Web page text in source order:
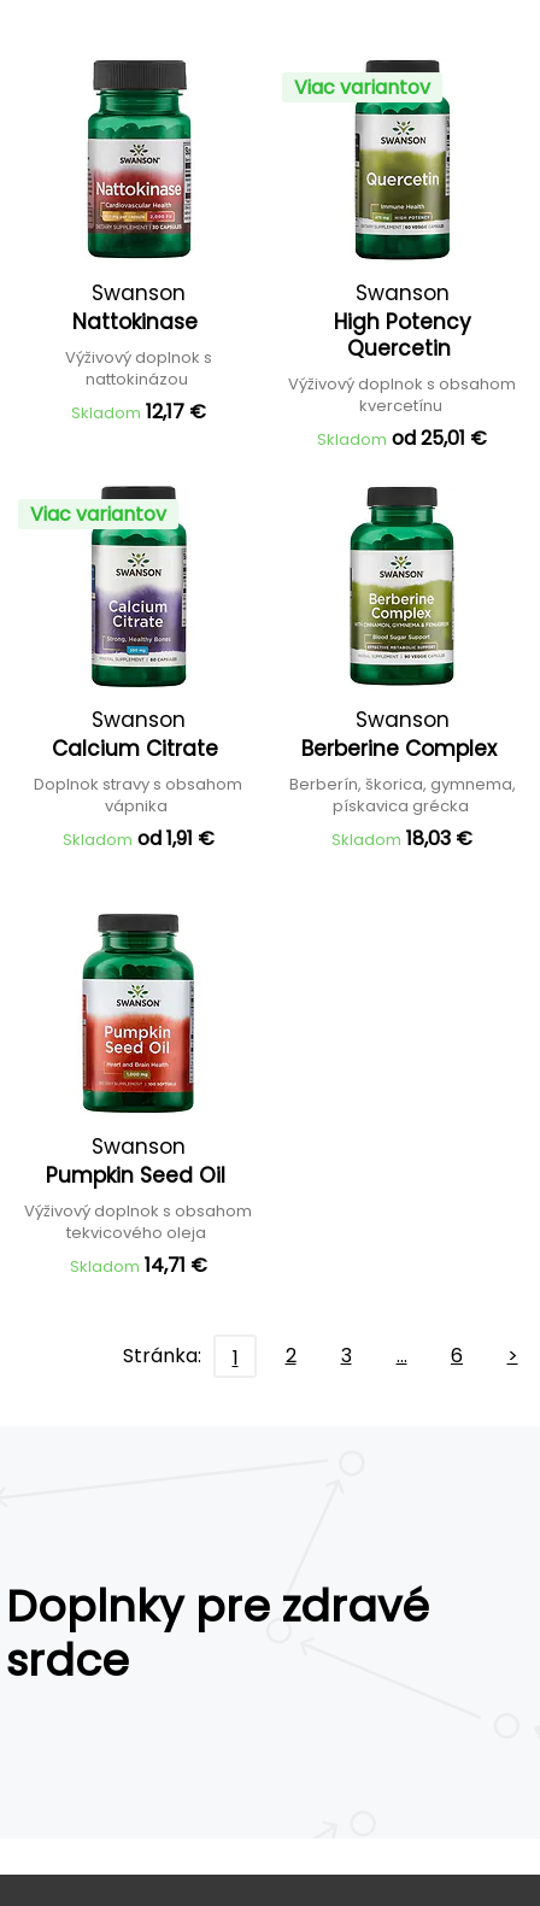
Swanson
Nattokinase
Výživový doplnok s
nattokinázou
Skladom 12,17 €
Viac variantov
Swanson
High Potency
Quercetin
Výživový doplnok s obsahom
kvercetínu
Skladom od 25,01 €
Viac variantov
Swanson
Calcium Citrate
Doplnok stravy s obsahom
vápnika
Skladom od 1,91 €
Swanson
Berberine Complex
Berberín, škorica, gymnema,
pískavica grécka
Skladom 18,03 €
Swanson
Pumpkin Seed Oil
Výživový doplnok s obsahom
tekvicového oleja
Skladom 14,71 €
Stránka: 1 2 3 … 6 >
Doplnky pre zdravé
srdce